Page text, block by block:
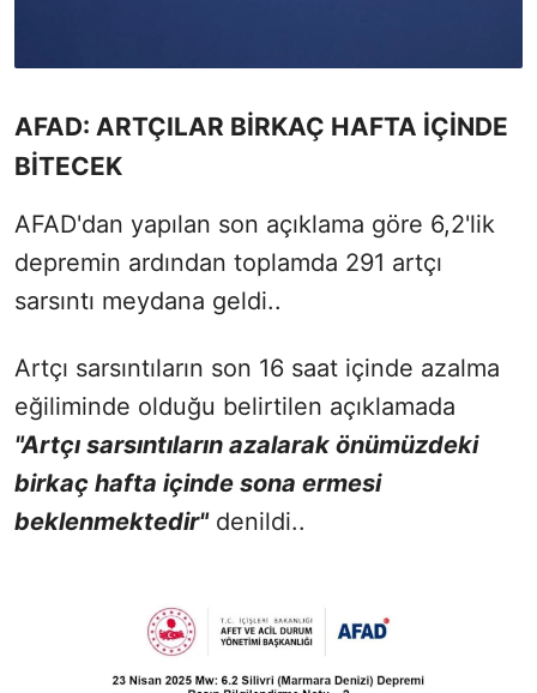
AFAD: ARTÇILAR BİRKAÇ HAFTA İÇİNDE
BİTECEK
AFAD'dan yapılan son açıklama göre 6,2'lik
depremin ardından toplamda 291 artçı
sarsıntı meydana geldi..
Artçı sarsıntıların son 16 saat içinde azalma
eğiliminde olduğu belirtilen açıklamada
"Artçı sarsıntıların azalarak önümüzdeki
birkaç hafta içinde sona ermesi
beklenmektedir"denildi..